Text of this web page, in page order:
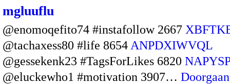
mgluuflu
@enomoqefito74 #instafollow 2667
@tachaxess80 #life 8654 ANPDXIWVQL
@gessekenk23 #TagsForLikes 6820
@eluckewho1 #motivation 3907… Doorgaan